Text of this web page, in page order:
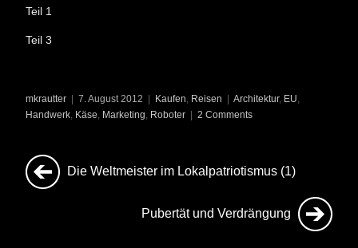
Teil 1
Teil 3
mkrautter 7. August 2012 Kaufen Reisen Architektur, EU
Handwerk
Käse Marketing Roboter 2 Comments
Die Weltmeister im Lokalpatriotismus (1)
Pubertät und Verdrängung